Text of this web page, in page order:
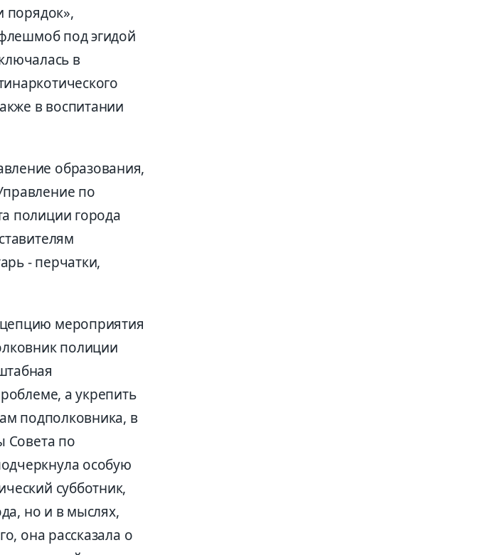
порядок»,
под эгидой
в
в воспитании
образования,
по
полиции города
- перчатки,
мероприятия
полиции
а укрепить
подполковника, в
Совета по
особую
субботник,
но и в мыслях,
она рассказала о